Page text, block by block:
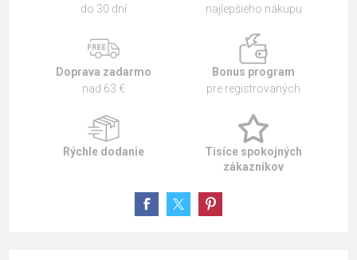
do 30 dní
najlepšieho nákupu
Doprava zadarmo
nad 63 €
Bonus program
pre registrovaných
Rýchle dodanie
Tisíce spokojných
zákazníkov